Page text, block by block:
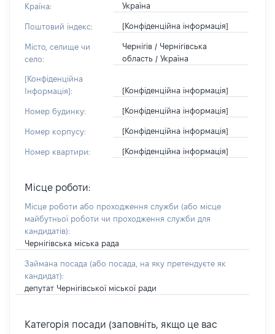
Країна: Україна
Поштовий індекс: [Конфіденційна інформація]
Місто, селище чи
село:
Чернігів / Чернігівська
область / Україна
[Конфіденційна
Інформація]:
[Конфіденційна інформація]
Номер будинку: [Конфіденційна інформація]
Номер корпусу: [Конфіденційна інформація]
Номер квартири: [Конфіденційна інформація]
Місце роботи:
Місце роботи або проходження служби (або місце
майбутньої роботи чи проходження служби для
кандидатів):
Чернігівська міська рада
Займана посада (або посада, на яку претендуєте як
кандидат):
депутат Чернігівської міської ради
Категорія посади (заповніть, якщо це вас